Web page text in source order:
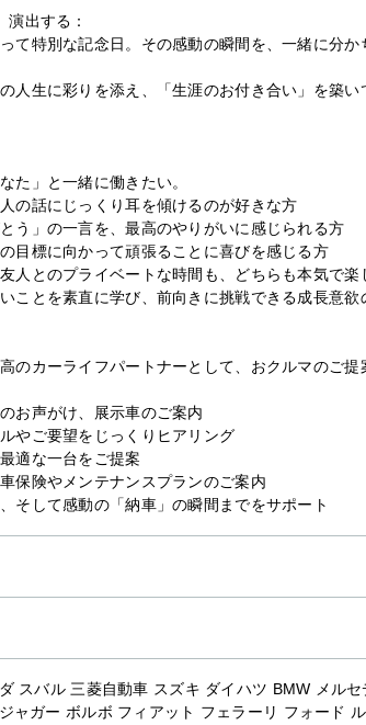
出する：
て特別な記念日。その感動の瞬間を、一緒に分か
人生に彩りを添え、「生涯のお付き合い」を築
た」と一緒に働きたい。
の話にじっくり耳を傾けるのが好きな方
う」の一言を、最高のやりがいに感じられる方
目標に向かって頑張ることに喜びを感じる方
人とのプライベートな時間も、どちらも本気で楽
ことを素直に学び、前向きに挑戦できる成長意欲
のカーライフパートナーとして、おクルマのご
お声がけ、展示車のご案内
やご要望をじっくりヒアリング
適な一台をご提案
保険やメンテナンスプランのご案内
そして感動の「納車」の瞬間までをサポート
スバル 三菱自動車 スズキ ダイハツ BMW メル
ャガー ボルボ フィアット フェラーリ フォード